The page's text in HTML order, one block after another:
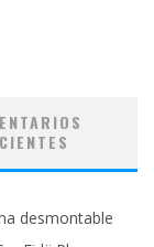
desmontable